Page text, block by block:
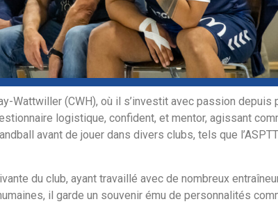
Wattwiller (CWH), où il s’investit avec passion
logistique, confident, et mentor, agissant
avant de jouer dans divers clubs, tels que
du club, ayant travaillé avec de nombreux
il garde un souvenir ému de personnalités